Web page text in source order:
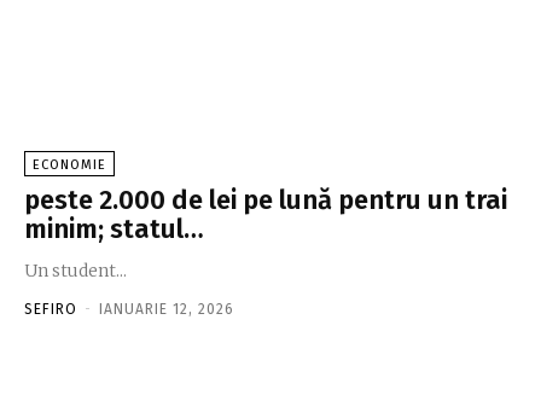
ECONOMIE
peste 2.000 de lei pe lună pentru un trai
minim; statul…
Un student...
SEFIRO - IANUARIE 12, 2026